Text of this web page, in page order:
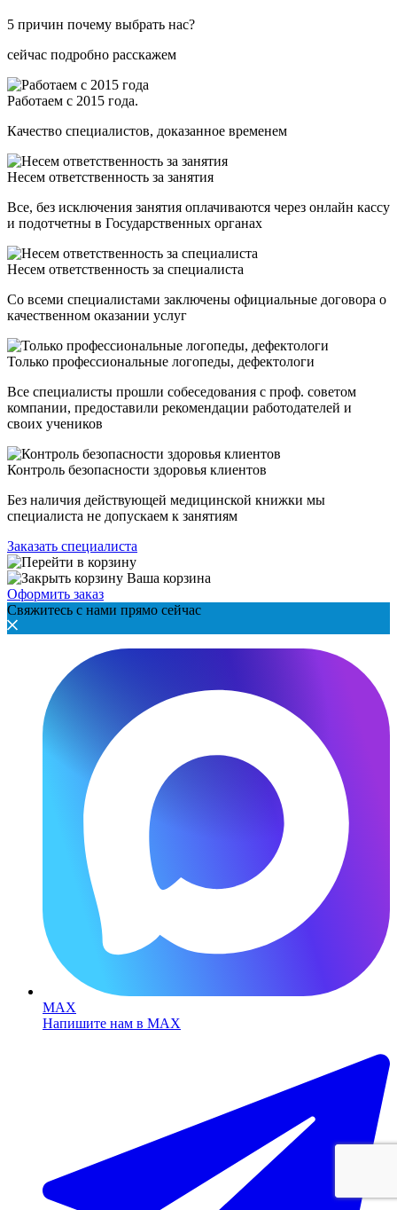
5 причин почему выбрать нас?
сейчас подробно расскажем
Работаем с 2015 года.
Качество специалистов, доказанное временем
Несем ответственность за занятия
Все, без исключения занятия оплачиваются через онлайн кассу
и подотчетны в Государственных органах
Несем ответственность за специалиста
Со всеми специалистами заключены официальные договора о
качественном оказании услуг
Только профессиональные логопеды, дефектологи
Все специалисты прошли собеседования с проф. советом
компании, предоставили рекомендации работодателей и
своих учеников
Контроль безопасности здоровья клиентов
Без наличия действующей медицинской книжки мы
специалиста не допускаем к занятиям
Заказать специалиста
Ваша корзина
Оформить заказ
Свяжитесь с нами прямо сейчас
MAX
Напишите нам в MAX